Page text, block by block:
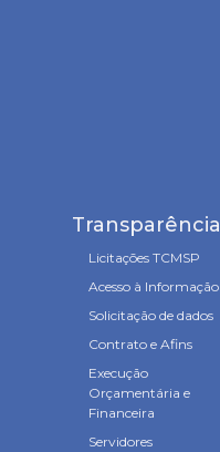
Transparência
Licitações TCMSP
Acesso à Informação
Solicitação de dados
Contrato e Afins
Execução
Orçamentária e
Financeira
Servidores